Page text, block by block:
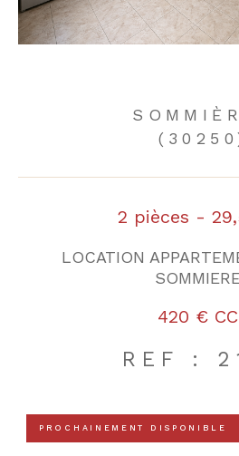
2 pièces -
LOCATION
420 €
REF :
PROCHAINEMENT DISPONIBLE